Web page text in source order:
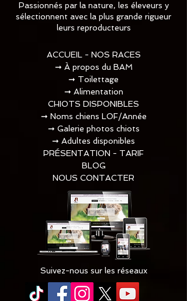
Passionnés par la nature, les éleveurs y
sélectionnent avec la plus grande rigueur
leurs reproducteurs
ACCUEIL - NOS RACES
➞ À propos du BAM
➞ Toilettage​
➞ Alimentation
CHIOTS DISPONIBLES
➞ Noms chiens LOF/Année
➞ Galerie photos chiots
➞ Adultes disponibles
PRÉSENTATION - TARIF
BLOG
NOUS CONTACTER
Suivez-nous sur les réseaux